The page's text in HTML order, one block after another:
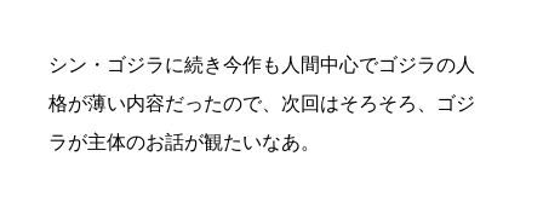
シン・ゴジラに続き今作も人間中心でゴジラの人
格が薄い内容だったので、次回はそろそろ、ゴジ
ラが主体のお話が観たいなあ。